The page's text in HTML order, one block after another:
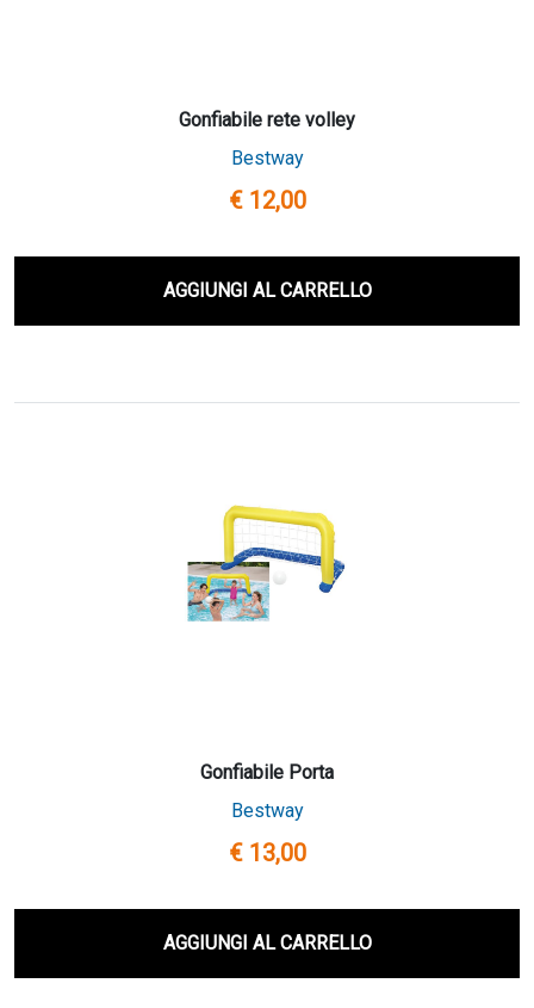
Gonfiabile rete volley
Bestway
€ 12,00
AGGIUNGI AL CARRELLO
Gonfiabile Porta
Bestway
€ 13,00
AGGIUNGI AL CARRELLO